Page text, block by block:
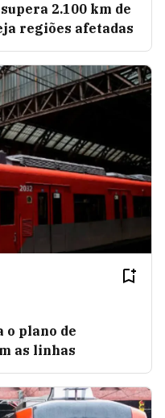
2.100 km de
regiões afetadas
o plano de
as linhas